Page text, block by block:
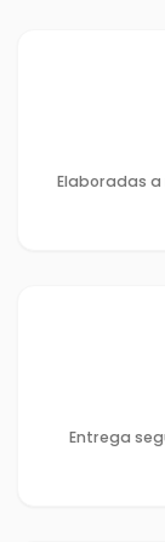
Elaboradas
Entrega